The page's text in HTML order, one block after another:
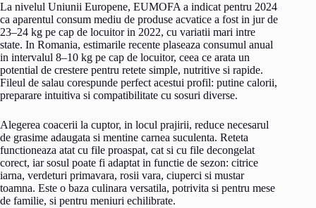
La nivelul Uniunii Europene, EUMOFA a indicat pentru 2024
ca aparentul consum mediu de produse acvatice a fost in jur de
23–24 kg pe cap de locuitor in 2022, cu variatii mari intre
state. In Romania, estimarile recente plaseaza consumul anual
in intervalul 8–10 kg pe cap de locuitor, ceea ce arata un
potential de crestere pentru retete simple, nutritive si rapide.
Fileul de salau corespunde perfect acestui profil: putine calorii,
preparare intuitiva si compatibilitate cu sosuri diverse.
Alegerea coacerii la cuptor, in locul prajirii, reduce necesarul
de grasime adaugata si mentine carnea suculenta. Reteta
functioneaza atat cu file proaspat, cat si cu file decongelat
corect, iar sosul poate fi adaptat in functie de sezon: citrice
iarna, verdeturi primavara, rosii vara, ciuperci si mustar
toamna. Este o baza culinara versatila, potrivita si pentru mese
de familie, si pentru meniuri echilibrate.